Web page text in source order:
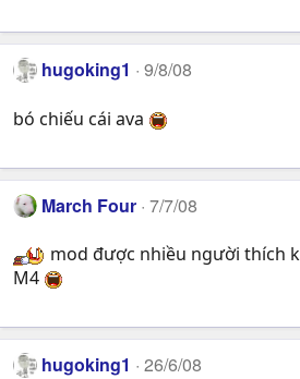
hugoking1 9/8/08
bó chiếu cái ava
March Four 7/7/08
mod được nhiều người thích
M4
hugoking1 26/6/08